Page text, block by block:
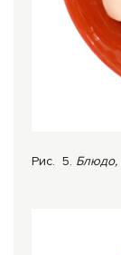
Рис. 5. Блюдо,